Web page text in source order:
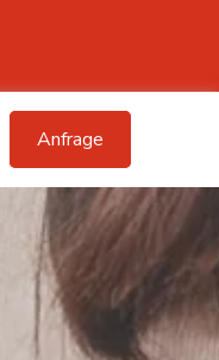
Anfrage